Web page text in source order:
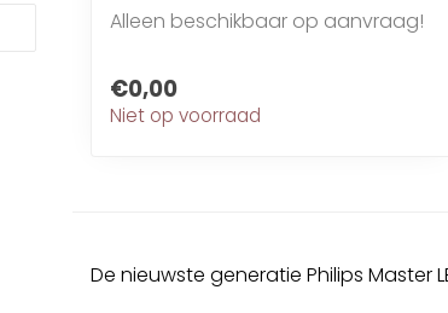
Alleen beschikbaar op aanvraag!
€0,00
Niet op voorraad
De nieuwste generatie Philips Master